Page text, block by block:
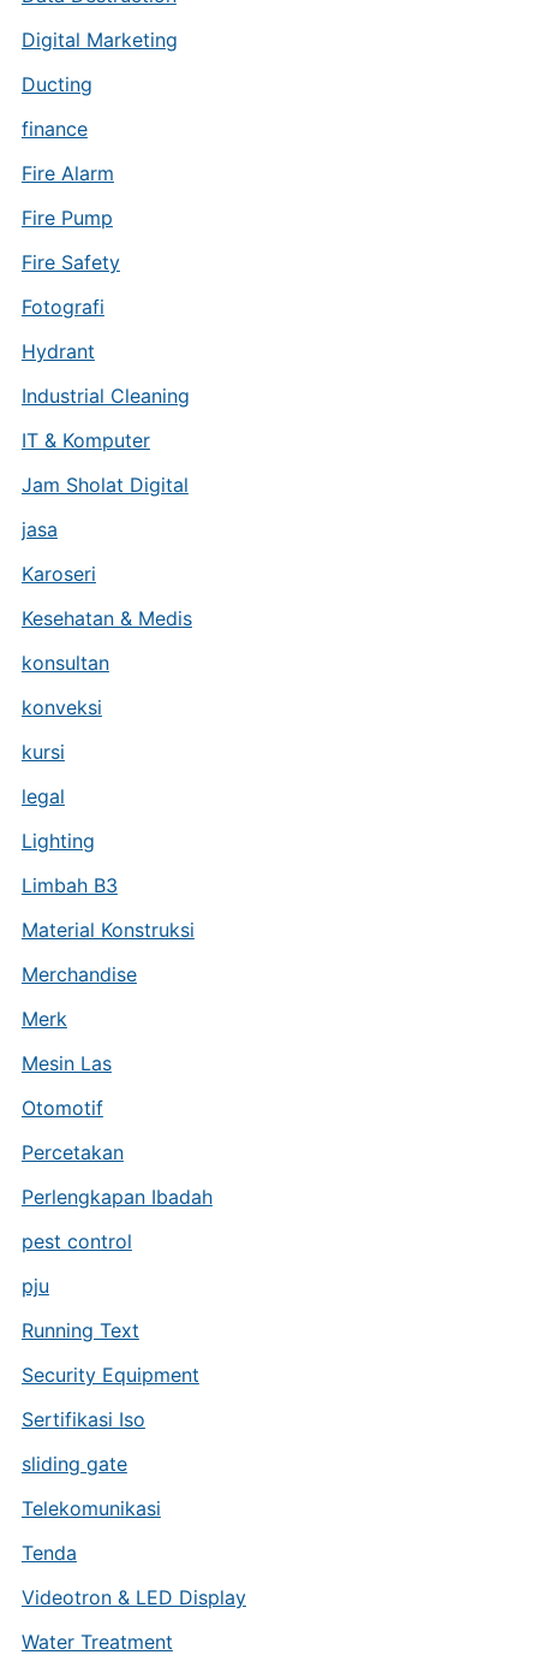
Digital Marketing
Ducting
finance
Fire Alarm
Fire Pump
Fire Safety
Fotografi
Hydrant
Industrial Cleaning
IT & Komputer
Jam Sholat Digital
jasa
Karoseri
Kesehatan & Medis
konsultan
konveksi
kursi
legal
Lighting
Limbah B3
Material Konstruksi
Merchandise
Merk
Mesin Las
Otomotif
Percetakan
Perlengkapan Ibadah
pest control
pju
Running Text
Security Equipment
Sertifikasi Iso
sliding gate
Telekomunikasi
Tenda
Videotron & LED Display
Water Treatment